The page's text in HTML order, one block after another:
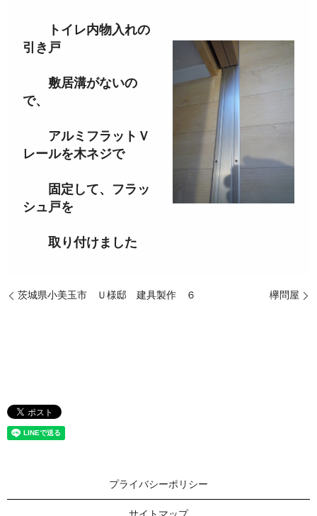
トイレ内物入れの
引き戸
敷居溝がないの
で、
アルミフラットＶ
レールを木ネジで
固定して、フラッ
シュ戸を
取り付けました
茨城県小美玉市 Ｕ様邸 建具製作 ６ 欅問屋
プライバシーポリシー